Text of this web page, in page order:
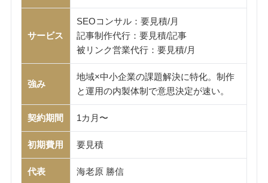
サービス
SEOコンサル：要見積/月
記事制作代行：要見積/記事
被リンク営業代行：要見積/月
強み
地域×中小企業の課題解決に特化。制作
と運用の内製体制で意思決定が速い。
契約期間 1カ月〜
初期費用 要見積
代表 海老原 勝信